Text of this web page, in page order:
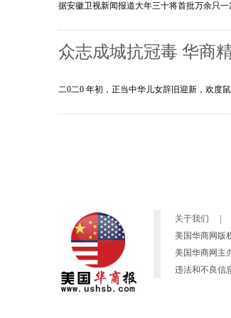
据安徽卫视新闻报道大年三十将首批万余只
众志成城抗冠毒 华商
二0二0 年初，正当中华儿女辞旧迎新，欢度
关于我们
美国华商网版
美国华商网主
违法和不良